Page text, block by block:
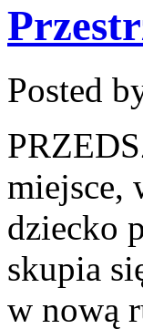
Posted
miejsce,
dziecko
skupia
w nową